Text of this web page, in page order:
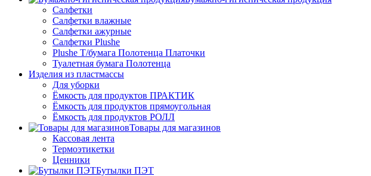
Салфетки
Салфетки влажные
Салфетки ажурные
Салфетки Plushe
Plushe Т/бумага Полотенца Платочки
Туалетная бумага Полотенца
Изделия из пластмассы
Для уборки
Ёмкость для продуктов ПРАКТИК
Ёмкость для продуктов прямоугольная
Ёмкость для продуктов РОЛЛ
Товары для магазинов
Кассовая лента
Термоэтикетки
Ценники
Бутылки ПЭТ